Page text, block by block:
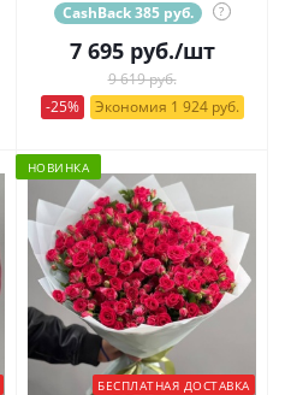
CashBack 385 руб. ?
7 695руб./шт
9 619 руб.
-25%
Экономия 1 924 руб.
НОВИНКА
БЕСПЛАТНАЯ ДОСТАВКА